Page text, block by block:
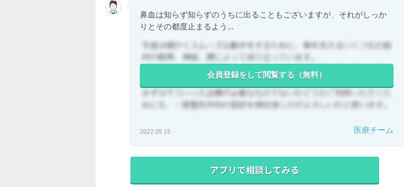
鼻血は知らず知らずのうちに出ることもございますが、それがしっか
りとその都度止まるよう...
会員登録をして閲覧する（無料）
2022.05.15 医療チーム